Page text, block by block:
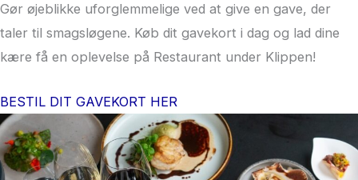
Gør øjeblikke uforglemmelige ved at give en gave, der
taler til smagsløgene. Køb dit gavekort i dag og lad dine
kære få en oplevelse på Restaurant under Klippen!
BESTIL DIT GAVEKORT HER